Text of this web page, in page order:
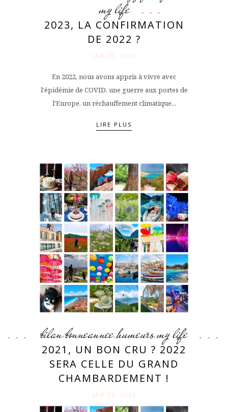
my life
2023, LA CONFIRMATION
DE 2022 ?
JAN 09. 2023
En 2022, nous avons appris à vivre avec
l'épidémie de COVID, une guerre aux portes de
l'Europe, un réchauffement climatique...
LIRE PLUS
bilan,bonneannee,humeurs, my life
2021, UN BON CRU ? 2022
SERA CELLE DU GRAND
CHAMBARDEMENT !
JAN 14. 2022